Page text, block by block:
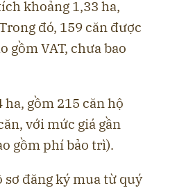
khoảng 1,33 ha,
đó, 159 căn được
gồm VAT, chưa bao
gồm 215 căn hộ
với mức giá gần
gồm phí bảo trì).
sơ đăng ký mua từ quý